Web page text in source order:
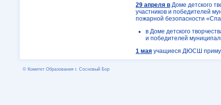
29 апреля в Доме детского
участников и победителей
пожарной безопасности
в Доме детского
и победителей
1 мая учащиеся ДЮСШ примут
© Комитет Образования г. Сосновый Бор